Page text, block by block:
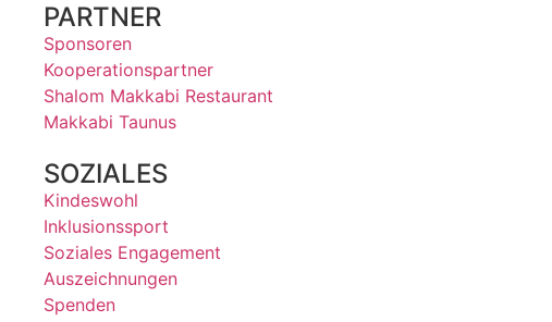
PARTNER
Sponsoren
Kooperationspartner
Shalom Makkabi Restaurant
Makkabi Taunus
SOZIALES
Kindeswohl
Inklusionssport
Soziales Engagement
Auszeichnungen
Spenden